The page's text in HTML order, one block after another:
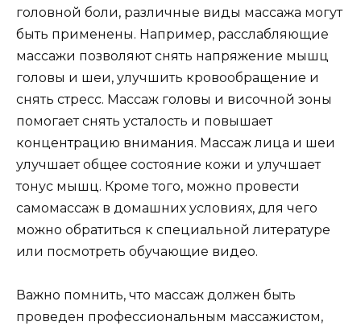
головной боли, различные виды массажа могут
быть применены. Например, расслабляющие
массажи позволяют снять напряжение мышц
головы и шеи, улучшить кровообращение и
снять стресс. Массаж головы и височной зоны
помогает снять усталость и повышает
концентрацию внимания. Массаж лица и шеи
улучшает общее состояние кожи и улучшает
тонус мышц. Кроме того, можно провести
самомассаж в домашних условиях, для чего
можно обратиться к специальной литературе
или посмотреть обучающие видео.
Важно помнить, что массаж должен быть
проведен профессиональным массажистом,